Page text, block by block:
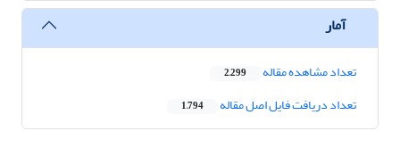
آمار
تعداد مشاهده مقاله 2,299
تعداد دریافت فایل اصل مقاله 1,794